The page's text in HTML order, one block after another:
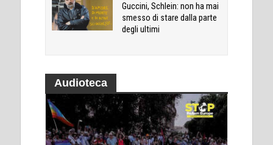
Guccini, Schlein: non ha mai
smesso di stare dalla parte
degli ultimi
Audioteca